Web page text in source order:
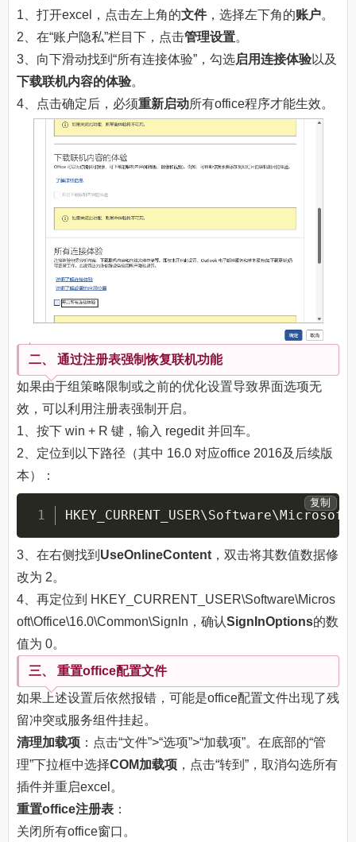
1、打开excel，点击左上角的文件，选择左下角的账户。
2、在“账户隐私”栏目下，点击管理设置。
3、向下滑动找到“所有连接体验”，勾选启用连接体验以及
下载联机内容的体验。
4、点击确定后，必须重新启动所有office程序才能生效。
二、 通过注册表强制恢复联机功能
如果由于组策略限制或之前的优化设置导致界面选项无
效，可以利用注册表强制开启。
1、按下 win + R 键，输入 regedit 并回车。
2、定位到以下路径（其中 16.0 对应office 2016及后续版
本）：
HKEY_CURRENT_USER\Software\Microsoft
复制
3、在右侧找到 UseOnlineContent ，双击将其数值数据修
改为 2。
4、再定位到 HKEY_CURRENT_USER\Software\Micros
oft\Office\16.0\Common\SignIn，确认SignInOptions的数
值为 0。
三、 重置office配置文件
如果上述设置后依然报错，可能是office配置文件出现了残
留冲突或服务组件挂起。
清理加载项 ：点击“文件”>“选项”>“加载项”。在底部的“管
理”下拉框中选择COM加载项 ，点击“转到”，取消勾选所有
插件并重启excel。
重置office注册表 ：
关闭所有office窗口。